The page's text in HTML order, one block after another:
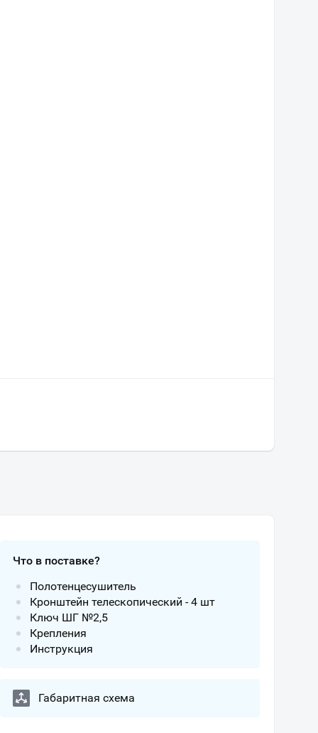
Что в поставке?
Полотенцесушитель
Кронштейн телескопический - 4 шт
Ключ ШГ №2,5
Крепления
Инструкция
Габаритная схема